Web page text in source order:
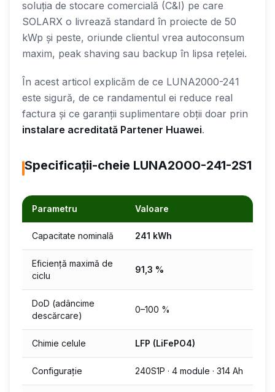
soluția de stocare comercială (C&I) pe care
SOLARX o livrează standard în proiecte de 50
kWp și peste, oriunde clientul vrea autoconsum
maxim, peak shaving sau backup în lipsa rețelei.
În acest articol explicăm de ce LUNA2000-241
este sigură, de ce randamentul ei reduce real
factura și ce garanții suplimentare obții doar prin
instalare acreditată Partener Huawei.
Specificații-cheie LUNA2000-241-2S1
Parametru Valoare
Capacitate nominală 241 kWh
Eficiență maximă de
ciclu
91,3 %
DoD (adâncime
descărcare)
0–100 %
Chimie celule LFP (LiFePO4)
Configurație 240S1P · 4 module · 314 Ah